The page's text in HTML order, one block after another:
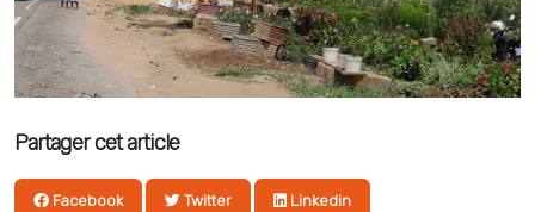
Partager cet article
Facebook Twitter Linkedin